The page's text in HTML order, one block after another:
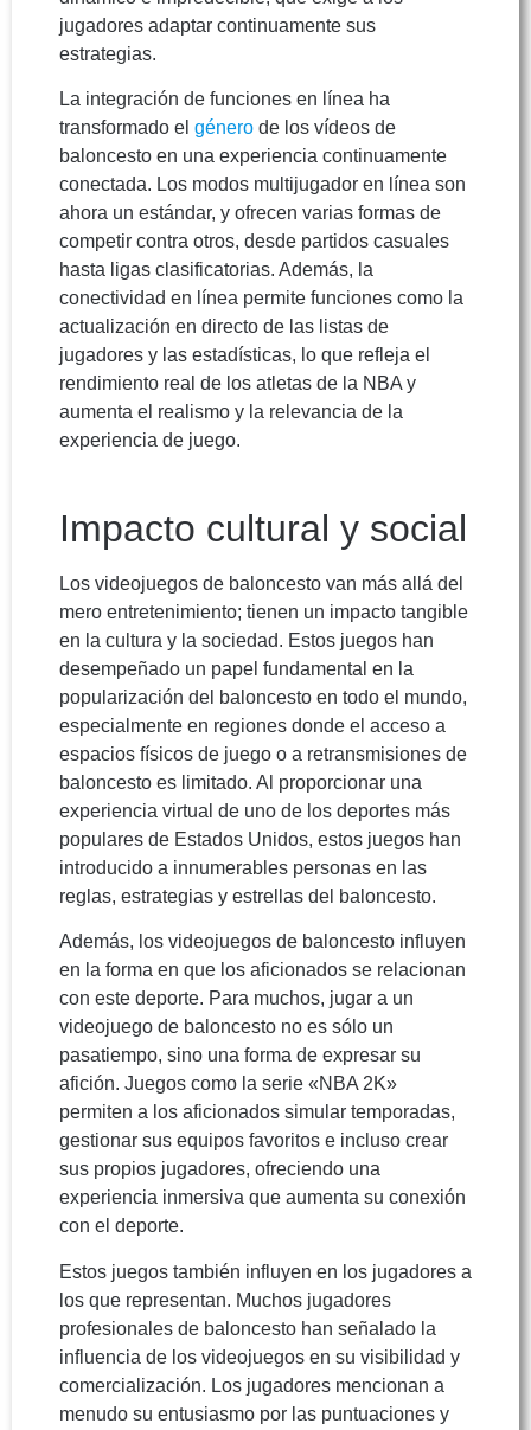
jugadores adaptar continuamente sus
estrategias.
La integración de funciones en línea ha
transformado el género de los vídeos de
baloncesto en una experiencia continuamente
conectada. Los modos multijugador en línea son
ahora un estándar, y ofrecen varias formas de
competir contra otros, desde partidos casuales
hasta ligas clasificatorias. Además, la
conectividad en línea permite funciones como la
actualización en directo de las listas de
jugadores y las estadísticas, lo que refleja el
rendimiento real de los atletas de la NBA y
aumenta el realismo y la relevancia de la
experiencia de juego.
Impacto cultural y social
Los videojuegos de baloncesto van más allá del
mero entretenimiento; tienen un impacto tangible
en la cultura y la sociedad. Estos juegos han
desempeñado un papel fundamental en la
popularización del baloncesto en todo el mundo,
especialmente en regiones donde el acceso a
espacios físicos de juego o a retransmisiones de
baloncesto es limitado. Al proporcionar una
experiencia virtual de uno de los deportes más
populares de Estados Unidos, estos juegos han
introducido a innumerables personas en las
reglas, estrategias y estrellas del baloncesto.
Además, los videojuegos de baloncesto influyen
en la forma en que los aficionados se relacionan
con este deporte. Para muchos, jugar a un
videojuego de baloncesto no es sólo un
pasatiempo, sino una forma de expresar su
afición. Juegos como la serie «NBA 2K»
permiten a los aficionados simular temporadas,
gestionar sus equipos favoritos e incluso crear
sus propios jugadores, ofreciendo una
experiencia inmersiva que aumenta su conexión
con el deporte.
Estos juegos también influyen en los jugadores a
los que representan. Muchos jugadores
profesionales de baloncesto han señalado la
influencia de los videojuegos en su visibilidad y
comercialización. Los jugadores mencionan a
menudo su entusiasmo por las puntuaciones y